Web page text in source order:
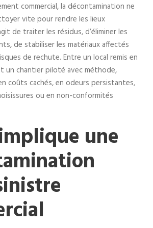
commercial, la décontamination ne
vite pour rendre les lieux
de traiter les résidus, d’éliminer les
de stabiliser les matériaux affectés
de rechute. Entre un local remis en
chantier piloté avec méthode,
coûts cachés, en odeurs persistantes,
ou en non-conformités
une